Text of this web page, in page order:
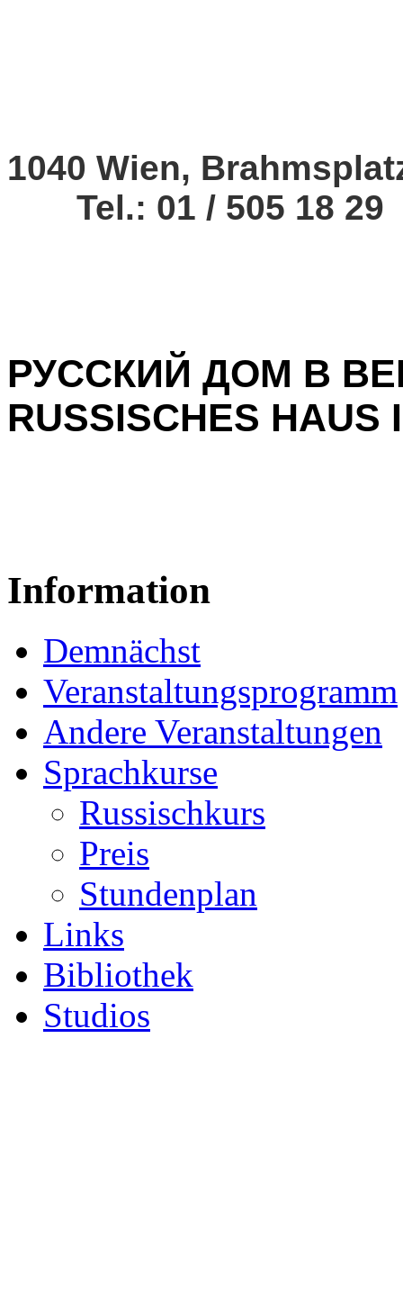
1040 Wien,
Tel.: 01 / 505 18 29
РУССКИЙ ДОМ В
RUSSISCHES HAUS
Information
Demnächst
Veranstaltungsprogramm
Andere Veranstaltungen
Sprachkurse
Russischkurs
Preis
Stundenplan
Links
Bibliothek
Studios